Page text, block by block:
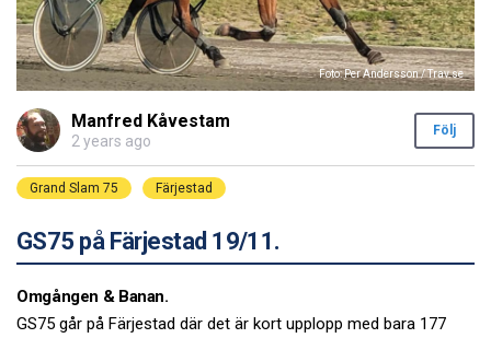
Foto: Per Andersson / Trav.se
Manfred Kåvestam
2 years ago
Följ
Grand Slam 75 Färjestad
GS75 på Färjestad 19/11.
Omgången & Banan.
GS75 går på Färjestad där det är kort upplopp med bara 177